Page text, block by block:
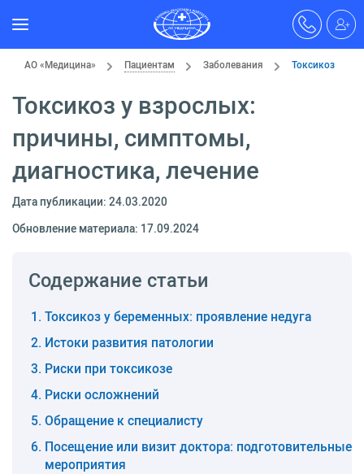
АО «Медицина» Пациентам Заболевания Токсикоз
Токсикоз у взрослых:
причины, симптомы,
диагностика, лечение
Дата публикации: 24.03.2020
Обновление материала: 17.09.2024
Содержание статьи
Токсикоз у беременных: проявление недуга
Истоки развития патологии
Риски при токсикозе
Риски осложнений
Обращение к специалисту
Посещение или визит доктора: подготовительные
мероприятия